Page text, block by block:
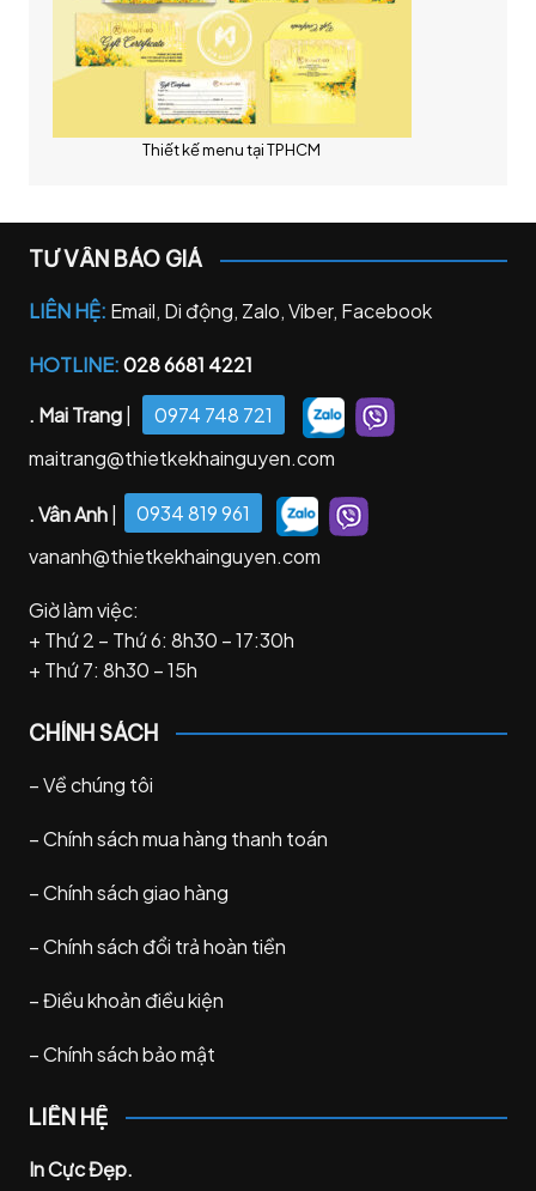
Thiết kế menu tại TPHCM
TƯ VẤN BÁO GIÁ
LIÊN HỆ: Email, Di động, Zalo, Viber, Facebook
HOTLINE:028 6681 4221
. Mai Trang|
0974 748 721
maitrang@thietkekhainguyen.com
. Vân Anh|
0934 819 961
vananh@thietkekhainguyen.com
Giờ làm việc:
+ Thứ 2 – Thứ 6: 8h30 – 17:30h
+ Thứ 7: 8h30 – 15h
CHÍNH SÁCH
–Về chúng tôi
–Chính sách mua hàng thanh toán
–Chính sách giao hàng
–Chính sách đổi trả hoàn tiền
–Điều khoản điều kiện
–Chính sách bảo mật
LIÊN HỆ
In Cực Đẹp.